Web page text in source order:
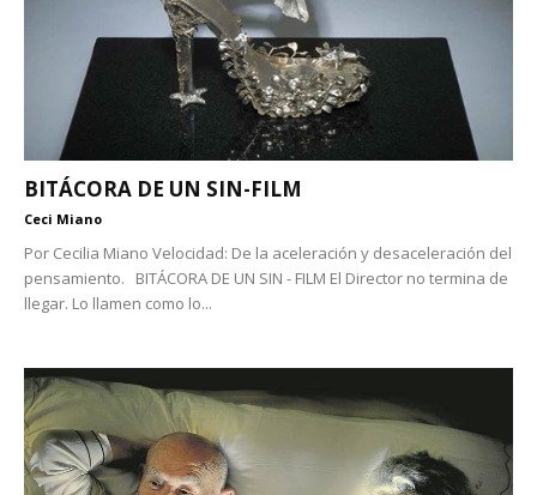
BITÁCORA DE UN SIN-FILM
Ceci Miano
Por Cecilia Miano Velocidad: De la aceleración y desaceleración del
pensamiento. BITÁCORA DE UN SIN - FILM El Director no termina de
llegar. Lo llamen como lo...